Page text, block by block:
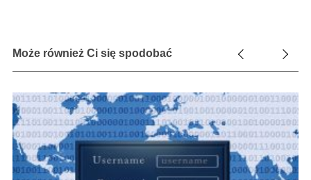
Może również Ci się spodobać